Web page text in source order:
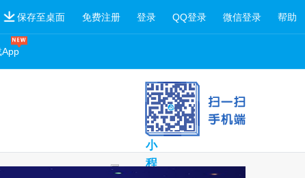
免费注册 登录 QQ登录 微信登录 帮助
保存至桌面
App
扫
一
扫
小
程